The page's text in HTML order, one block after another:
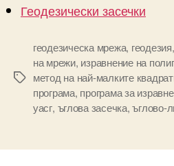
Геодезически засечки
Tags
геодезическа мрежа, геодезия,
на мрежи, изравнение на
метод на най-малките
програма, програма за
уасг, ъглова засечка,ъглово-